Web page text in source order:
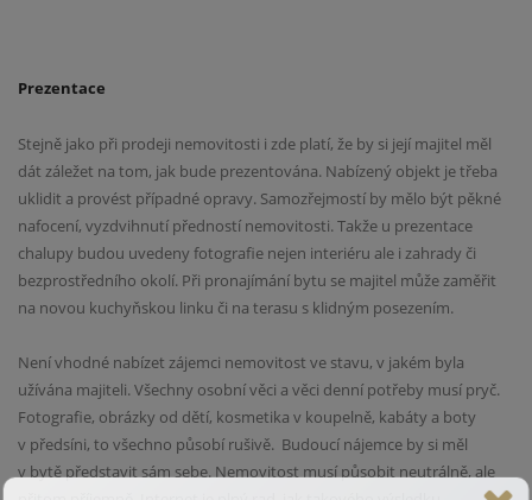
Prezentace
Stejně jako při prodeji nemovitosti i zde platí, že by si její majitel měl
dát záležet na tom, jak bude prezentována. Nabízený objekt je třeba
uklidit a provést případné opravy. Samozřejmostí by mělo být pěkné
nafocení, vyzdvihnutí předností nemovitosti. Takže u prezentace
chalupy budou uvedeny fotografie nejen interiéru ale i zahrady či
bezprostředního okolí. Při pronajímání bytu se majitel může zaměřit
na novou kuchyňskou linku či na terasu s klidným posezením.
Není vhodné nabízet zájemci nemovitost ve stavu, v jakém byla
užívána majiteli. Všechny osobní věci a věci denní potřeby musí pryč.
Fotografie, obrázky od dětí, kosmetika v koupelně, kabáty a boty
v předsíni, to všechno působí rušivě. Budoucí nájemce by si měl
v bytě představit sám sebe. Nemovitost musí působit neutrálně, ale